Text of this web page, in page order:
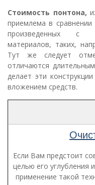
Стоимость понтона,
приемлема в сравнении
произведенных с
материалов, таких,
Тут же следует
отличаются
делает эти
вложением средств.
Если Вам предстоит
целью его углубления
применение такой